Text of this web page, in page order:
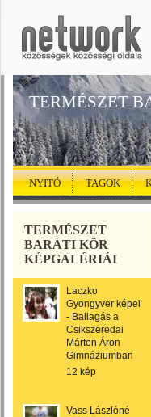
TERMÉSZET
NYITÓ TAGOK
TERMÉSZET
BARÁTI KÖR
KÉPGALÉRIÁI
Laczko
Gyongyver képei
- Ballagás a
Csikszeredai
Márton Áron
Gimnáziumban
12 kép
Vass Lászlóné